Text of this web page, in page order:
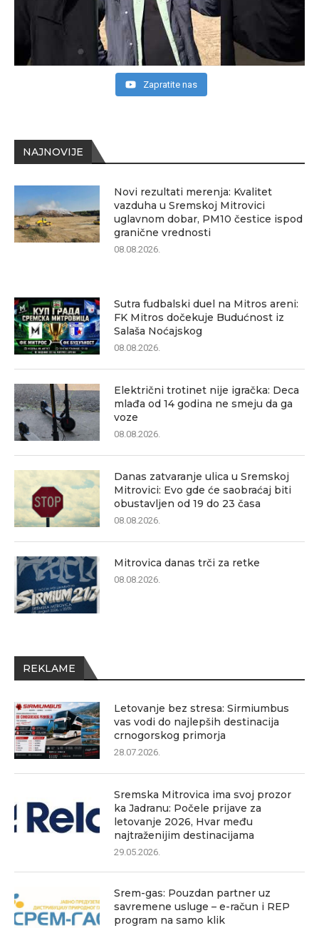
NAJNOVIJE
Novi rezultati merenja: Kvalitet
vazduha u Sremskoj Mitrovici
uglavnom dobar, PM10 čestice ispod
granične vrednosti
08.08.2026.
Sutra fudbalski duel na Mitros areni:
FK Mitros dočekuje Budućnost iz
Salaša Noćajskog
08.08.2026.
Električni trotinet nije igračka: Deca
mlađa od 14 godina ne smeju da ga
voze
08.08.2026.
Danas zatvaranje ulica u Sremskoj
Mitrovici: Evo gde će saobraćaj biti
obustavljen od 19 do 23 časa
08.08.2026.
Mitrovica danas trči za retke
08.08.2026.
REKLAME
Letovanje bez stresa: Sirmiumbus
vas vodi do najlepših destinacija
crnogorskog primorja
28.07.2026.
Sremska Mitrovica ima svoj prozor
ka Jadranu: Počele prijave za
letovanje 2026, Hvar među
najtraženijim destinacijama
29.05.2026.
Srem-gas: Pouzdan partner uz
savremene usluge – e-račun i REP
program na samo klik
Zapratite nas